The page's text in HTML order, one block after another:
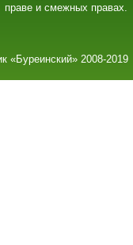
праве и смежных правах.
«Буреинский» 2008-2019